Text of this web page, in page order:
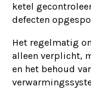
ketel
defecten
Het regelmatig
alleen verplicht,
en het behoud